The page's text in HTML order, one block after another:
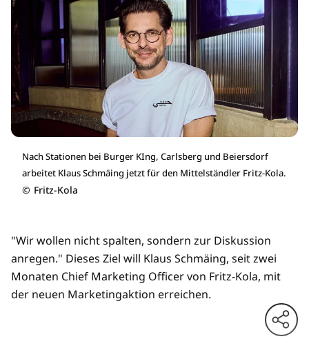
Nach Stationen bei Burger KIng, Carlsberg und Beiersdorf
arbeitet Klaus Schmäing jetzt für den Mittelständler Fritz-Kola.
© Fritz-Kola
"Wir wollen nicht spalten, sondern zur Diskussion
anregen." Dieses Ziel will Klaus Schmäing, seit zwei
Monaten Chief Marketing Officer von Fritz-Kola, mit
der neuen Marketingaktion erreichen.